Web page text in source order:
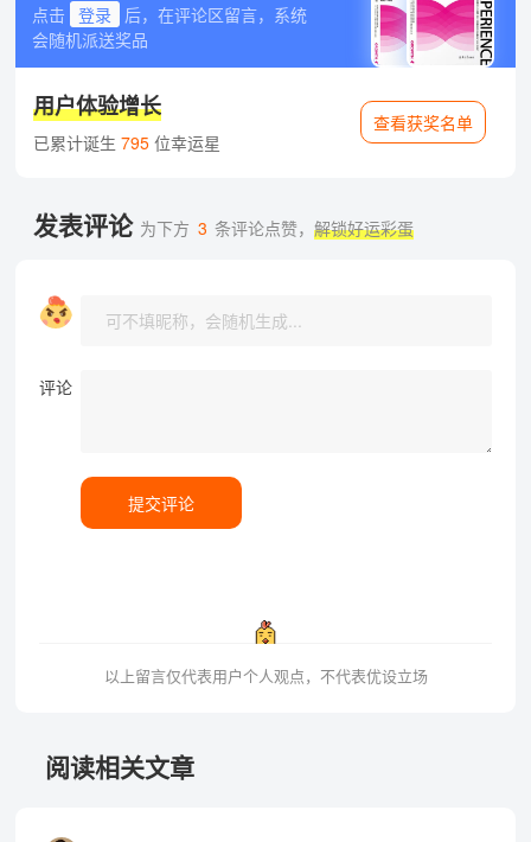
点击 登录
后，在评论区留言，系统
会随机派送奖品
用户体验增长
已累计诞生 795位幸运星
查看获奖名单
发表评论 为下方 3 条评论点赞，解锁好运彩蛋
评论
提交评论
以上留言仅代表用户个人观点，不代表优设立场
阅读相关文章